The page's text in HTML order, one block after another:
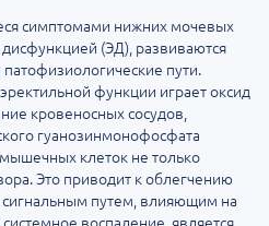
симптомами нижних мочевых
(ЭД), развиваются
пути.
функции играет оксид
кровеносных сосудов,
гуанозинмонофосфата
клеток не только
Это приводит к облегчению
путем, влияющим на